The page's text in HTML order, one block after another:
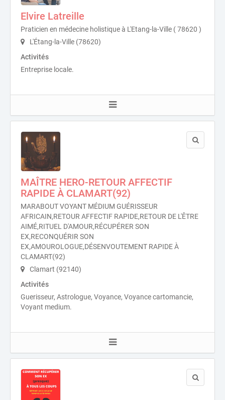
Elvire Latreille
Praticien en médecine holistique à L'Etang-la-Ville ( 78620 )
L'Étang-la-Ville (78620)
Activités
Entreprise locale.
MAÎTRE HERO-RETOUR AFFECTIF
RAPIDE À CLAMART(92)
MARABOUT VOYANT MÉDIUM GUÉRISSEUR
AFRICAIN,RETOUR AFFECTIF RAPIDE,RETOUR DE L'ÊTRE
AIMÉ,RITUEL D'AMOUR,RÉCUPÉRER SON
EX,RECONQUÉRIR SON
EX,AMOUROLOGUE,DÉSENVOUTEMENT RAPIDE À
CLAMART(92)
Clamart (92140)
Activités
Guerisseur, Astrologue, Voyance, Voyance cartomancie,
Voyant medium.